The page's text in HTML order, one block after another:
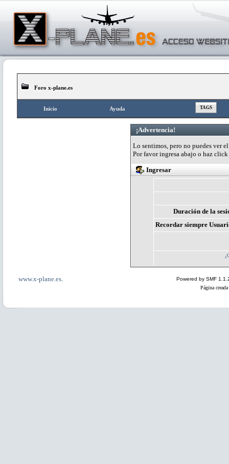
Foro x-plane.es
Inicio Ayuda TAGS
¡Advertencia!
Lo sentimos, pero no puedes ver
Por favor ingresa abajo o haz click
Ingresar
Duración de la
Recordar siempre
www.x-plane.es
Powered by SMF
Página